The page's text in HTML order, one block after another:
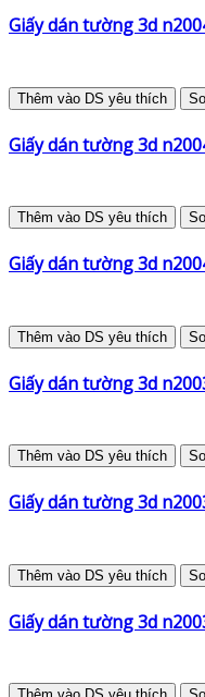
Giấy dán tường 3d
Thêm vào DS yêu thích
Giấy dán tường 3d
Thêm vào DS yêu thích
Giấy dán tường 3d
Thêm vào DS yêu thích
Giấy dán tường 3d
Thêm vào DS yêu thích
Giấy dán tường 3d
Thêm vào DS yêu thích
Giấy dán tường 3d